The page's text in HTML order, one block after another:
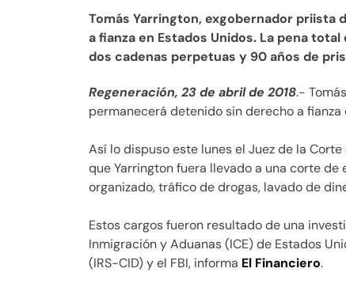
Tomás Yarrington, exgobernador priista
a fianza en Estados Unidos. La pena
dos cadenas perpetuas y 90 años de
Regeneración, 23 de abril de 2018.-
permanecerá detenido sin derecho a fianza
Así lo dispuso este lunes el Juez de la
que Yarrington fuera llevado a una corte
organizado, tráfico de drogas, lavado de
Estos cargos fueron resultado de una
Inmigración y Aduanas (ICE) de Estados
(IRS-CID) y el FBI, informa El Financiero.